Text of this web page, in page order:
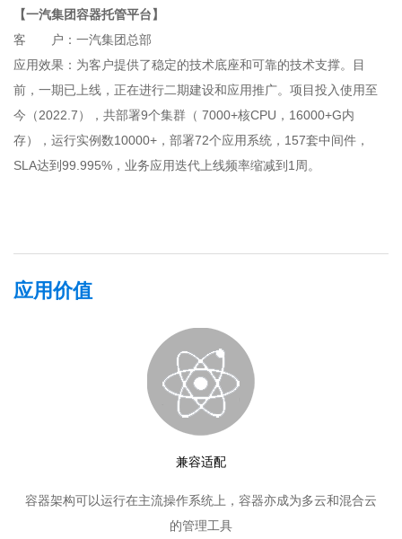
【一汽集团容器托管平台】
客 户：一汽集团总部
应用效果：为客户提供了稳定的技术底座和可靠的技术支撑。目
前，一期已上线，正在进行二期建设和应用推广。项目投入使用至
今（2022.7），共部署9个集群（ 7000+核CPU，16000+G内
存），运行实例数10000+，部署72个应用系统，157套中间件，
SLA达到99.995%，业务应用迭代上线频率缩减到1周。
应用价值
兼容适配
容器架构可以运行在主流操作系统上，容器亦成为多云和混合云
的管理工具